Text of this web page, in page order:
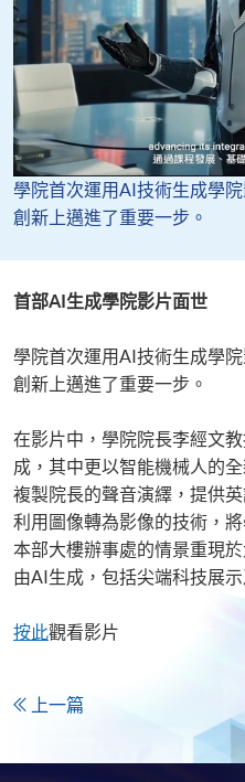
學院首次運用AI技術生成學
創新上邁進了重要一步。​
首部AI生成學院影片面世
學院首次運用AI技術生成學
創新上邁進了重要一步。​
在影片中，學院院長李經文
成，其中更以智能機械人的
複製院長的聲音演繹，提供
利用圖像轉為影像的技術，
本部大樓辦事處的情景重現
由AI生成，包括尖端科技展
按此觀看影片
上一篇